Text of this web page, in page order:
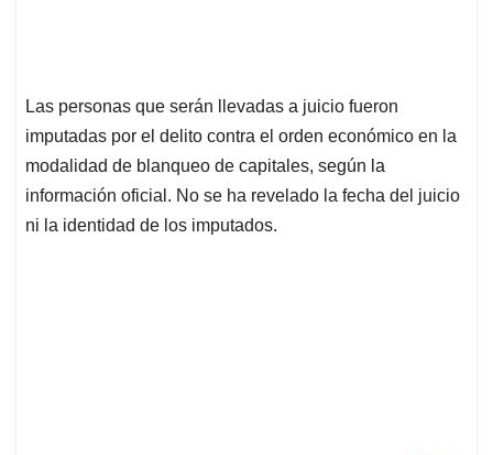
Las personas que serán llevadas a juicio fueron
imputadas por el delito contra el orden económico en la
modalidad de blanqueo de capitales, según la
información oficial. No se ha revelado la fecha del juicio
ni la identidad de los imputados.